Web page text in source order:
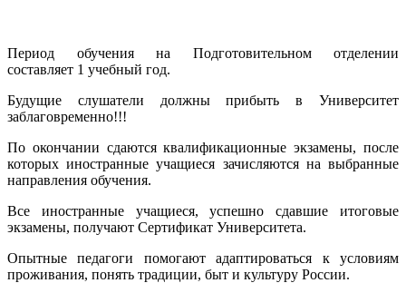
Период обучения на Подготовительном отделении
составляет 1 учебный год.
Будущие слушатели должны прибыть в Университет
заблаговременно!!!
По окончании сдаются квалификационные экзамены, после
которых иностранные учащиеся зачисляются на выбранные
направления обучения.
Все иностранные учащиеся, успешно сдавшие итоговые
экзамены, получают Сертификат Университета.
Опытные педагоги помогают адаптироваться к условиям
проживания, понять традиции, быт и культуру России.